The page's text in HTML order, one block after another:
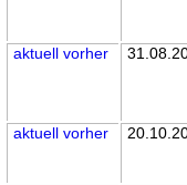
aktuell vorher
aktuell vorher